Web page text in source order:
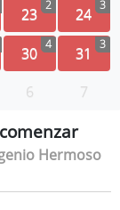
23 2 24 3
30 4 31 3
6 7
Hermoso